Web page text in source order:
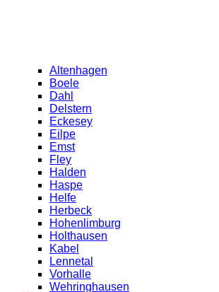
Altenhagen
Boele
Dahl
Delstern
Eckesey
Eilpe
Emst
Fley
Halden
Haspe
Helfe
Herbeck
Hohenlimburg
Holthausen
Kabel
Lennetal
Vorhalle
Wehringhausen